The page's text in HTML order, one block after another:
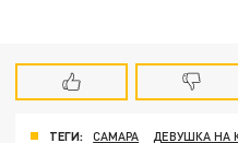
ТЕГИ: САМАРА ДЕВУШКА НА